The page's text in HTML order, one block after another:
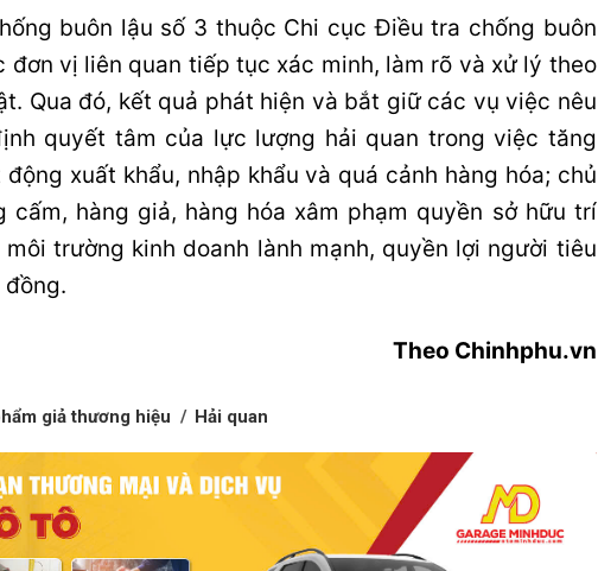
buôn lậu số 3 thuộc Chi cục Điều tra chống buôn
đơn vị liên quan tiếp tục xác minh, làm rõ và xử lý theo
Qua đó, kết quả phát hiện và bắt giữ các vụ việc nêu
quyết tâm của lực lượng hải quan trong việc tăng
xuất khẩu, nhập khẩu và quá cảnh hàng hóa; chủ
cấm, hàng giả, hàng hóa xâm phạm quyền sở hữu trí
trường kinh doanh lành mạnh, quyền lợi người tiêu
Theo Chinhphu.vn
giả thương hiệu Hải quan